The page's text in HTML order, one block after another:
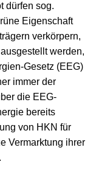
zum
dürfen sog.
Eigenschaft
verkörpern,
werden,
Gesetz (EEG)
immer der
die EEG-
bereits
von HKN für
Vermarktung ihrer